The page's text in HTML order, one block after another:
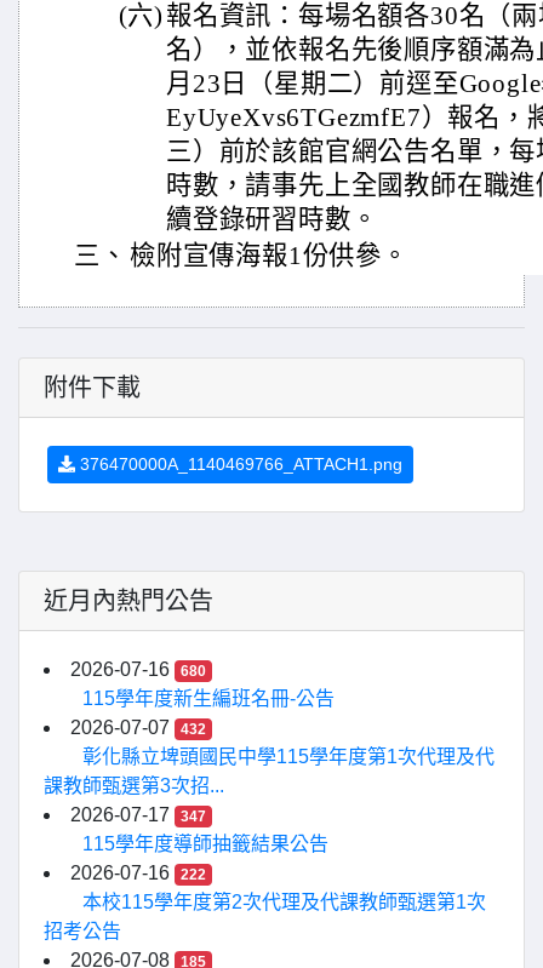
(六) 報名資訊：每場名額各30名（
名），並依報名先後順序額滿
月23日（星期二）前逕至
EyUyeXvs6TGezmfE7）報名，
三）前於該館官網公告名單，
時數，請事先上全國教師在職
續登錄研習時數。
三、 檢附宣傳海報1份供參。
附件下載
376470000A_1140469766_ATTACH1.png
近月內熱門公告
2026-07-16 680
115學年度新生編班名冊-公告
2026-07-07
432
彰化縣立埤頭國民中學115學年度第1次代理及代
課教師甄選第3次招...
2026-07-17
347
115學年度導師抽籤結果公告
2026-07-16
222
本校115學年度第2次代理及代課教師甄選第1次
招考公告
2026-07-08
185